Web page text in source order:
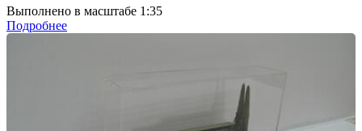
Выполнено в масштабе 1:35
Подробнее